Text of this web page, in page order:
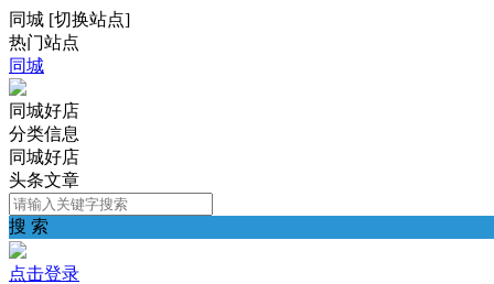
同城 [切换站点]
热门站点
同城
同城好店
分类信息
同城好店
头条文章
搜 索
点击登录